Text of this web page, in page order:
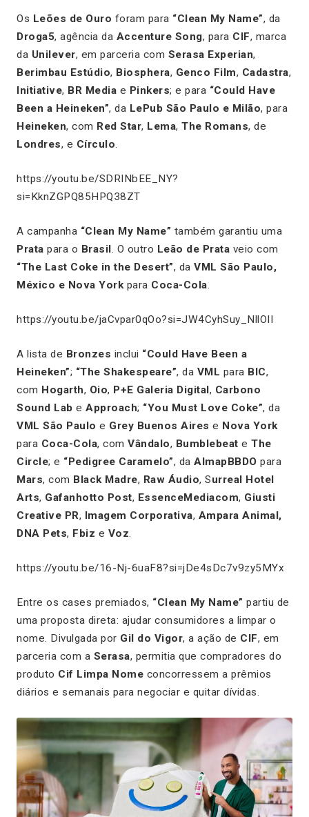
Os Leões de Ouro foram para “Clean My Name”, da
Droga5, agência da Accenture Song, para CIF, marca
da Unilever, em parceria com Serasa Experian,
Berimbau Estúdio, Biosphera, Genco Film, Cadastra,
Initiative, BR Media e Pinkers; e para “Could Have
Been a Heineken”, da LePub São Paulo e Milão, para
Heineken, com Red Star, Lema, The Romans, de
Londres, e Círculo.
https://youtu.be/SDRINbEE_NY?
si=KknZGPQ85HPQ38ZT
A campanha “Clean My Name” também garantiu uma
Prata para o Brasil. O outro Leão de Prata veio com
“The Last Coke in the Desert”, da VML São Paulo,
México e Nova Yorkpara Coca-Cola.
https://youtu.be/jaCvpar0qOo?si=JW4CyhSuy_NllOII
A lista de Bronzes inclui “Could Have Been a
Heineken”; “The Shakespeare”, da VML para BIC,
com Hogarth, Oio, P+E Galeria Digital, Carbono
Sound Lab e Approach; “You Must Love Coke”, da
VML São Paulo e Grey Buenos Aires e Nova York
para Coca-Cola, com Vândalo, Bumblebeat e The
Circle; e “Pedigree Caramelo”, da AlmapBBDO para
Mars, com Black Madre, Raw Áudio, Surreal Hotel
Arts, Gafanhotto Post, EssenceMediacom, Giusti
Creative PR, Imagem Corporativa, Ampara Animal,
DNA Pets, Fbiz e Voz.
https://youtu.be/16-Nj-6uaF8?si=jDe4sDc7v9zy5MYx
Entre os cases premiados, “Clean My Name” partiu de
uma proposta direta: ajudar consumidores a limpar o
nome. Divulgada por Gil do Vigor, a ação de CIF, em
parceria com a Serasa, permitia que compradores do
produto Cif Limpa Nome concorressem a prêmios
diários e semanais para negociar e quitar dívidas.